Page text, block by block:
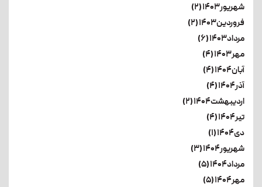
شهریور۱۴۰۳ (۲)
فروردین۱۴۰۳ (۲)
مرداد۱۴۰۳ (۶)
مهر۱۴۰۳ (۴)
آبان۱۴۰۴ (۴)
آذر۱۴۰۴ (۴)
اردیبهشت۱۴۰۴ (۲)
تیر۱۴۰۴ (۴)
دی۱۴۰۴ (۱)
شهریور۱۴۰۴ (۳)
مرداد۱۴۰۴ (۵)
مهر۱۴۰۴ (۵)